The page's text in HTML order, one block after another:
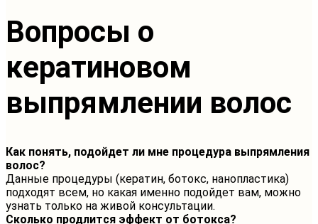
Вопросы о
кератиновом
выпрямлении волос
Как понять, подойдет ли мне процедура выпрямления
волос?
Данные процедуры (кератин, ботокс, нанопластика)
подходят всем, но какая именно подойдет вам, можно
узнать только на живой консультации.
Сколько продлится эффект от ботокса?